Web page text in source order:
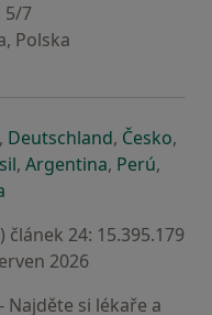
5/7
Polska
záložce
v nové záložce
otevře v nové záložce
, Deutschlandse otevře v
, Českose
,
nové záložce
v nové záložce
se otevře v nové
, Argentinase otevře v
, Perúse
,
článek 24: 15.395.179
2026
Najděte si lékaře a